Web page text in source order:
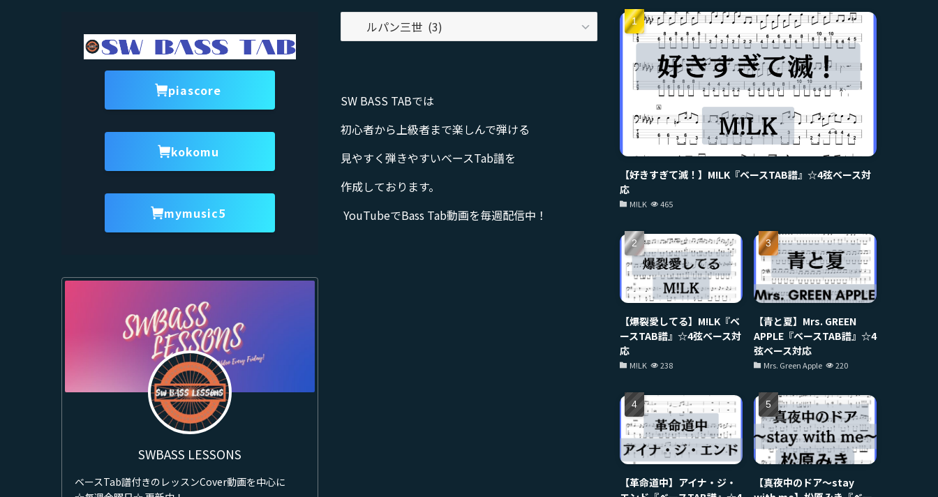
piascore
kokomu
mymusic5
SWBASS LESSONS
ベースTab譜付きのレッスンCover動画を中心に
テ
分
類
索
SW BASS TABでは
初心者から上級者まで楽しんで弾ける
見やすく弾きやすいベースTab譜を
作成しております。
YouTubeでBass Tab動画を毎週配信中！
【好きすぎて滅！】M!LK『ベースTAB譜』☆4弦ベース対
応
M!LK 465
【爆裂愛してる】M!LK『ベ
ースTAB譜』☆4弦ベース対
応
M!LK 238
【青と夏】Mrs. GREEN
APPLE『ベースTAB譜』☆4
弦ベース対応
Mrs. Green Apple 220
【革命道中】アイナ・ジ・
【真夜中のドア〜stay